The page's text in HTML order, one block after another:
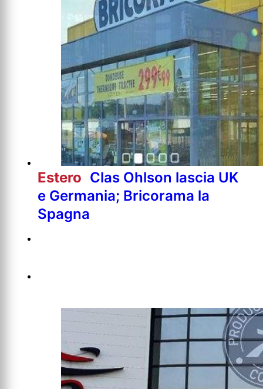
Estero Clas Ohlson lascia UK
e Germania; Bricorama la
Spagna